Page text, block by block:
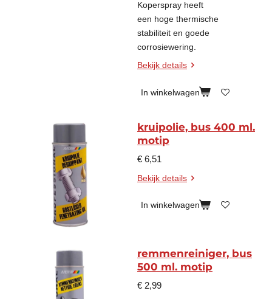
Koperspray heeft
een hoge thermische
stabiliteit en goede
corrosiewering.
Bekijk details
In winkelwagen
kruipolie, bus 400 ml.
motip
€ 6,51
Bekijk details
In winkelwagen
remmenreiniger, bus
500 ml. motip
€ 2,99